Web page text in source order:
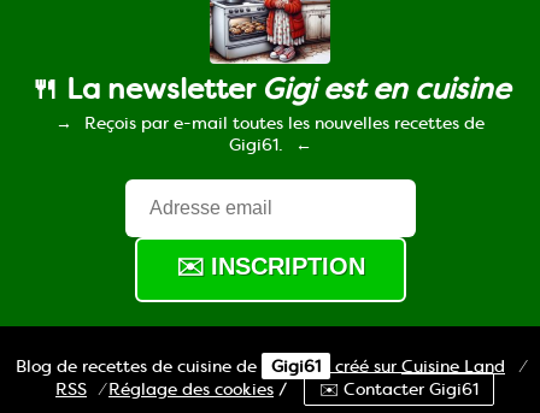
🍴 La newsletter Gigi est en cuisine
Reçois par e-mail toutes les nouvelles recettes de
Gigi61.
Blog de recettes de cuisine de Gigi61 créé sur Cuisine Land
⁄
RSS ⁄Réglage des cookies / ✉️ Contacter Gigi61